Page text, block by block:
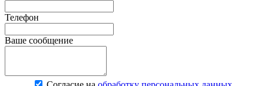
Телефон
Ваше сообщение